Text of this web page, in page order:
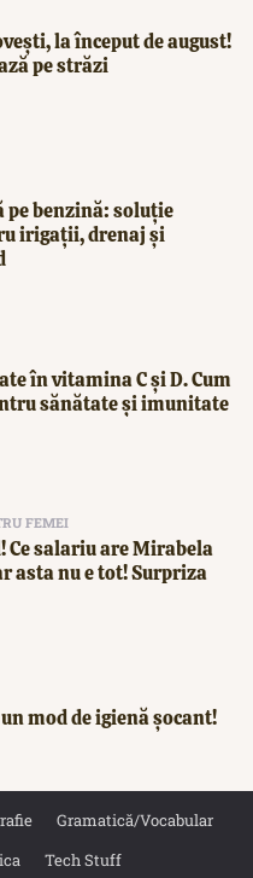
la început de august!
pe străzi
pe benzină: soluție
irigații, drenaj și
în vitamina C și D. Cum
sănătate și imunitate
FEMEI
Ce salariu are Mirabela
asta nu e tot! Surpriza
mod de igienă șocant!
Gramatică/Vocabular
Tech Stuff